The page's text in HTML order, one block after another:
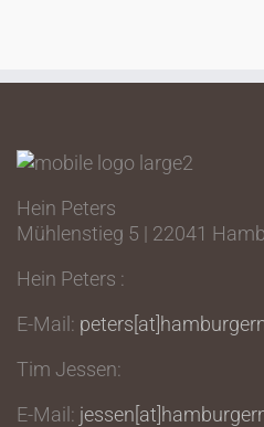
Hein Peters
Mühlenstieg 5 | 22041
Hein Peters :
E-Mail:
Tim Jessen:
E-Mail: